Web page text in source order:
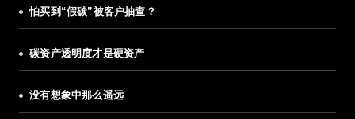
怕买到“假碳”被客户抽查？
碳资产透明度才是硬资产
没有想象中那么遥远